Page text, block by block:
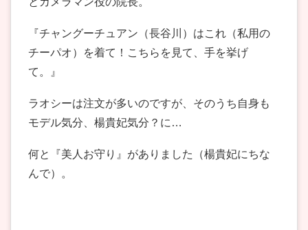
『チャングーチュアン（長谷川）はこれ（私用の
チーパオ）を着て！こちらを見て、手を挙げ
て。』
ラオシーは注文が多いのですが、そのうち自身も
モデル気分、楊貴妃気分？に…
何と『美人お守り』がありました（楊貴妃にちな
んで）。